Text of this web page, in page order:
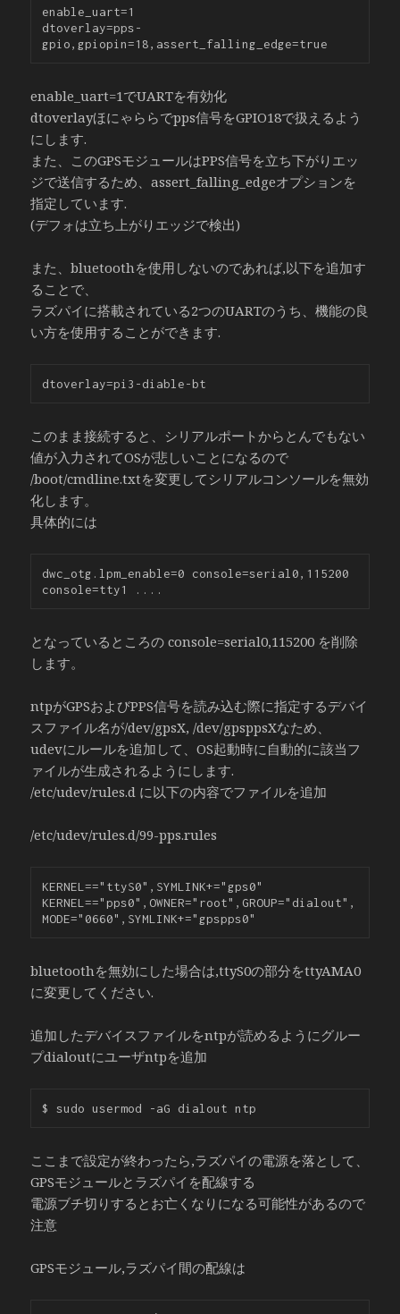
enable_uart=1
dtoverlay=pps-
enable_uart=1でUARTを有効化
dtoverlayほにゃららでpps信号をGPIO18で扱えるよう
にします.
また、このGPSモジュールはPPS信号を立ち下がりエッ
ジで送信するため、assert_falling_edgeオプションを
指定しています.
(デフォは立ち上がりエッジで検出)
また、bluetoothを使用しないのであれば,以下を追加す
ることで、
ラズパイに搭載されている2つのUARTのうち、機能の良
い方を使用することができます.
このまま接続すると、シリアルポートからとんでもない
値が入力されてOSが悲しいことになるので
/boot/cmdline.txtを変更してシリアルコンソールを無効
化します。
具体的には
dwc_otg.lpm_enable=0 console=serial0,115200
となっているところの console=serial0,115200 を削除
します。
ntpがGPSおよびPPS信号を読み込む際に指定するデバイ
スファイル名が/dev/gpsX, /dev/gpsppsXなため、
udevにルールを追加して、OS起動時に自動的に該当フ
ァイルが生成されるようにします.
/etc/udev/rules.d に以下の内容でファイルを追加
/etc/udev/rules.d/99-pps.rules
KERNEL=="ttyS0",SYMLINK+="gps0"
KERNEL=="pps0",OWNER="root",GROUP="dialout",
bluetoothを無効にした場合は,ttyS0の部分をttyAMA0
に変更してください.
追加したデバイスファイルをntpが読めるようにグルー
プdialoutにユーザntpを追加
ここまで設定が終わったら,ラズパイの電源を落として、
GPSモジュールとラズパイを配線する
電源ブチ切りするとお亡くなりになる可能性があるので
注意
GPSモジュール,ラズパイ間の配線は